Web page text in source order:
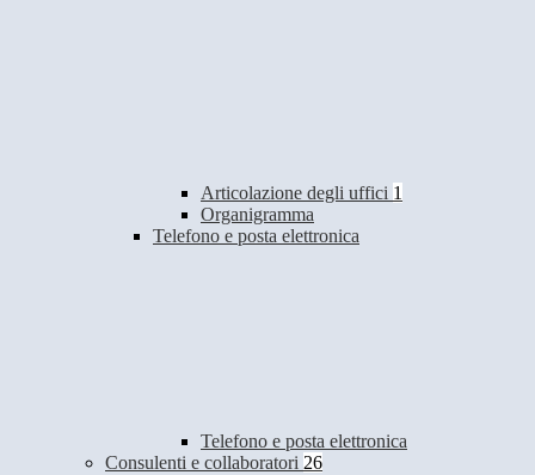
Articolazione degli uffici 1
Organigramma
Telefono e posta elettronica
Telefono e posta elettronica
Consulenti e collaboratori 26